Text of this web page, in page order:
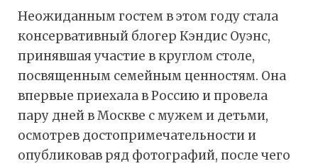
Неожиданным гостем в этом году стала
консервативный блогер Кэндис Оуэнс,
принявшая участие в круглом столе,
посвященным семейным ценностям. Она
впервые приехала в Россию и провела
пару дней в Москве с мужем и детьми,
осмотрев достопримечательности и
опубликовав ряд фотографий, после чего